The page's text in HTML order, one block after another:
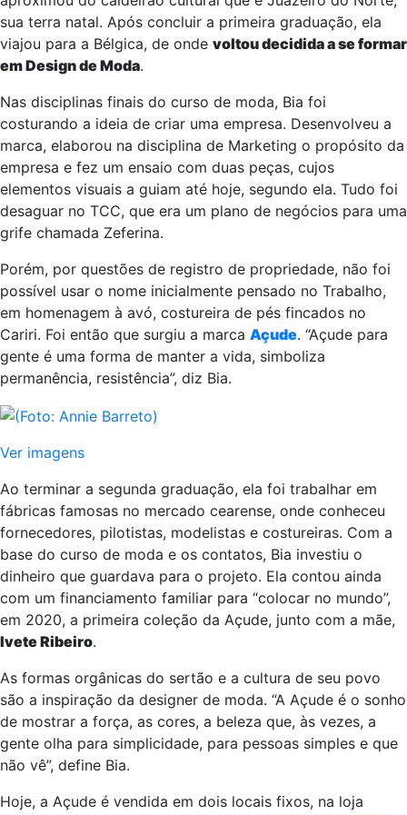
sua terra natal. Após concluir a primeira graduação, ela
viajou para a Bélgica, de onde voltou decidida a se formar
em Design de Moda.
Nas disciplinas finais do curso de moda, Bia foi
costurando a ideia de criar uma empresa. Desenvolveu a
marca, elaborou na disciplina de Marketing o propósito da
empresa e fez um ensaio com duas peças, cujos
elementos visuais a guiam até hoje, segundo ela. Tudo foi
desaguar no TCC, que era um plano de negócios para uma
grife chamada Zeferina.
Porém, por questões de registro de propriedade, não foi
possível usar o nome inicialmente pensado no Trabalho,
em homenagem à avó, costureira de pés fincados no
Cariri. Foi então que surgiu a marca Açude. “Açude para
gente é uma forma de manter a vida, simboliza
permanência, resistência”, diz Bia.
Ver imagens
Ao terminar a segunda graduação, ela foi trabalhar em
fábricas famosas no mercado cearense, onde conheceu
fornecedores, pilotistas, modelistas e costureiras. Com a
base do curso de moda e os contatos, Bia investiu o
dinheiro que guardava para o projeto. Ela contou ainda
com um financiamento familiar para “colocar no mundo”,
em 2020, a primeira coleção da Açude, junto com a mãe,
Ivete Ribeiro.
As formas orgânicas do sertão e a cultura de seu povo
são a inspiração da designer de moda. “A Açude é o sonho
de mostrar a força, as cores, a beleza que, às vezes, a
gente olha para simplicidade, para pessoas simples e que
não vê”, define Bia.
Hoje, a Açude é vendida em dois locais fixos, na loja